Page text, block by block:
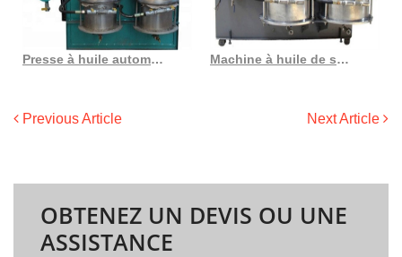
Presse à huile automatique combinée amec 2023, offre spéciale au Costa Rica Machine à huile de son de riz pressée à froid, meilleure vente au Burundi
Previous Article Next Article
OBTENEZ UN DEVIS OU UNE
ASSISTANCE